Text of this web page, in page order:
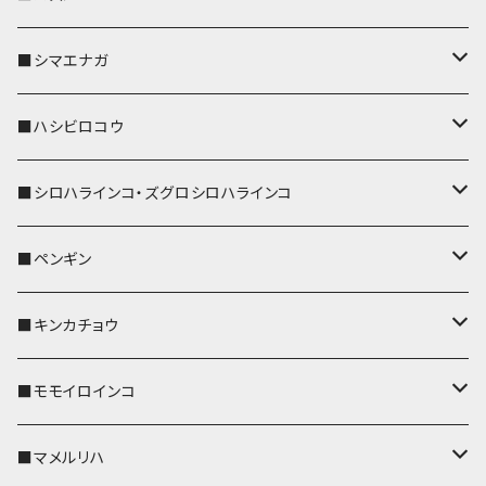
リールのみ
ストラップ付
IDカードホルダー
キーケース
名刺入れ・カードケース
コインケース
メガネケース
ポシェット・バッグ
帆布・デニム
Apple Watchバンド
リール付きストラップ
リールのみ
ストラップ付
キーケース
名刺入れ・カードケース
メガネケース
IDカードホルダー
ポシェット・バッグ
帆布・デニム
ポーチ
パスケース
IDカードホルダー
リール付きストラップ
リールのみ
ストラップ付
キーケース
名刺入れ・カードケース
ポシェット・バッグ
帆布・デニム
ポーチ
キーホルダー
パスケース
リール付きストラップ
リールのみ
ストラップ付
メガネケース
コインケース
IDカードホルダー
ポーチ
キーカバー
キーホルダー
パスケース
リール付きストラップ
リールのみ
ストラップ付
IDカードホルダー
メガネケース
コインケース
■シマエナガ
キーカバー
キーホルダー
パスケース
IDカードホルダー
リール付きストラップ
リールのみ
キーケース
■ハシビロコウ
キーカバー
キーホルダー
リール付きストラップ
リールのみ
ストラップ付
レザートレイ
パスケース
■シロハラインコ・ズグロシロハラインコ
キーカバー
キーホルダー
リール付きストラップ
リールのみ
パスケース
■ペンギン
キーカバー
キーホルダー
パスケース
■キンカチョウ
キーカバー
AppleWatchバンド
■モモイロインコ
キーカバー
■マメルリハ